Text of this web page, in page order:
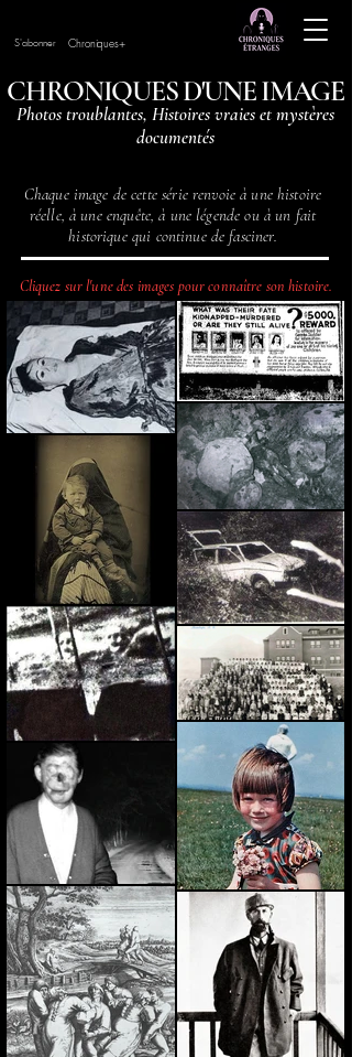
S'abonner Chroniques+
CHRONIQUES D'UNE IMAGE
Photos troublantes, Histoires vraies et mystères
documentés
Chaque image de cette série renvoie à une histoire
réelle, à une enquête, à une légende ou à un fait
historique qui continue de fasciner.
Cliquez sur l'une des images pour connaître son histoire.